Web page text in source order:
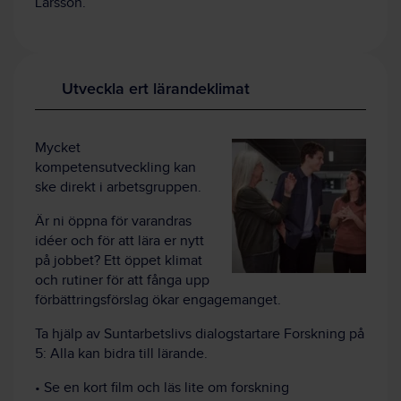
Utveckla ert lärandeklimat
Mycket
kompetensutveckling kan
ske direkt i arbetsgruppen.
Är ni öppna för varandras
idéer och för att lära er nytt
på jobbet? Ett öppet klimat
och rutiner för att fånga upp
förbättringsförslag ökar engagemanget.
Ta hjälp av Suntarbetslivs dialogstartare Forskning på
5: Alla kan bidra till lärande.
• Se en kort film och läs lite om forskning